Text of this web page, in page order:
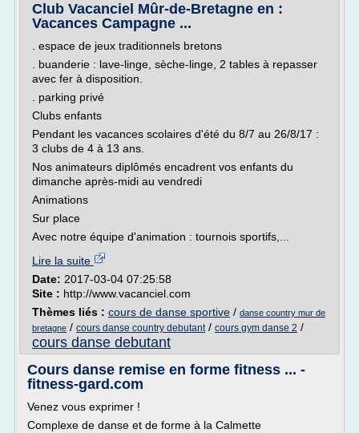
Club Vacanciel Mûr-de-Bretagne en :
Vacances Campagne ...
. espace de jeux traditionnels bretons
. buanderie : lave-linge, sèche-linge, 2 tables à repasser
avec fer à disposition.
. parking privé
Clubs enfants
Pendant les vacances scolaires d'été du 8/7 au 26/8/17 :
3 clubs de 4 à 13 ans.
Nos animateurs diplômés encadrent vos enfants du
dimanche après-midi au vendredi
Animations
Sur place
Avec notre équipe d'animation : tournois sportifs,...
Lire la suite
Date: 2017-03-04 07:25:58
Site : http://www.vacanciel.com
Thèmes liés : cours de danse sportive / danse country mur de
bretagne / cours danse country debutant/ cours gym danse 2 /
cours danse debutant
Cours danse remise en forme fitness ... -
fitness-gard.com
Venez vous exprimer !
Complexe de danse et de forme à la Calmette